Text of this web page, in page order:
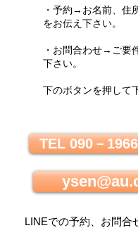
・予約→お名前、住
をお伝え下さい。
・お問合わせ→ご要
下さい。
下のボタンを押して
TEL 090－
LINEでの予約、お問合